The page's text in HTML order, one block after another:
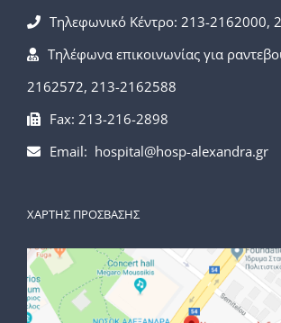
Τηλεφωνικό Κέντρο: 213-2162000,
Τηλέφωνα επικοινωνίας για
2162572, 213-2162588
Fax: 213-216-2898
Email: hospital@hosp-alexandra.gr
ΧΑΡΤΗΣ ΠΡΟΣΒΑΣΗΣ